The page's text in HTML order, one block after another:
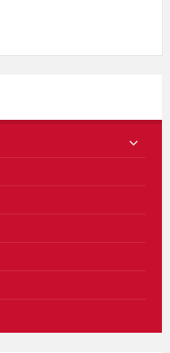
d'Emma Zafon